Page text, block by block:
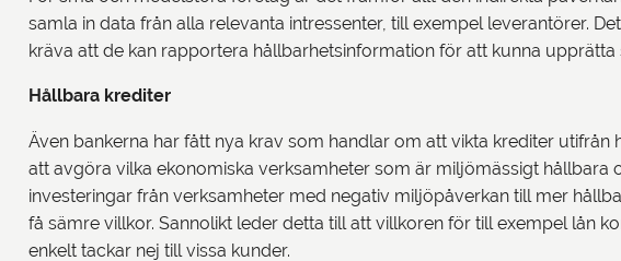
samla in data från alla relevanta intressenter, till exempel leverantörer.
kräva att de kan rapportera hållbarhetsinformation för att kunna upprätta
Hållbara krediter
Även bankerna har fått nya krav som handlar om att vikta krediter
att avgöra vilka ekonomiska verksamheter som är miljömässigt
investeringar från verksamheter med negativ miljöpåverkan till mer
få sämre villkor. Sannolikt leder detta till att villkoren för till exempel lån
enkelt tackar nej till vissa kunder.